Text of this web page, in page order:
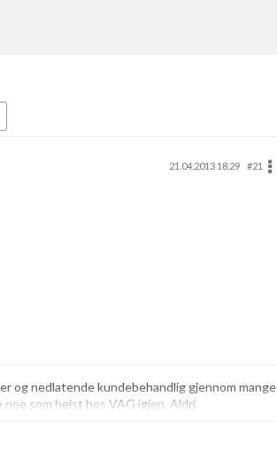
21.04.2013 18.29
#21
og nedlatende kundebehandlig gjennom mange
som helst hos VAG igjen. Aldri.